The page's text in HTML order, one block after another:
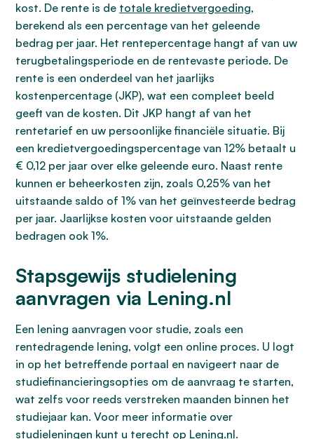
kost. De rente is de totale kredietvergoeding,
berekend als een percentage van het geleende
bedrag per jaar. Het rentepercentage hangt af van uw
terugbetalingsperiode en de rentevaste periode. De
rente is een onderdeel van het jaarlijks
kostenpercentage (JKP), wat een compleet beeld
geeft van de kosten. Dit JKP hangt af van het
rentetarief en uw persoonlijke financiële situatie. Bij
een kredietvergoedingspercentage van 12% betaalt u
€ 0,12 per jaar over elke geleende euro. Naast rente
kunnen er beheerkosten zijn, zoals 0,25% van het
uitstaande saldo of 1% van het geïnvesteerde bedrag
per jaar. Jaarlijkse kosten voor uitstaande gelden
bedragen ook 1%.
Stapsgewijs studielening
aanvragen via Lening.nl
Een lening aanvragen voor studie, zoals een
rentedragende lening, volgt een online proces. U logt
in op het betreffende portaal en navigeert naar de
studiefinancieringsopties om de aanvraag te starten,
wat zelfs voor reeds verstreken maanden binnen het
studiejaar kan. Voor meer informatie over
studieleningen kunt u terecht op Lening.nl.